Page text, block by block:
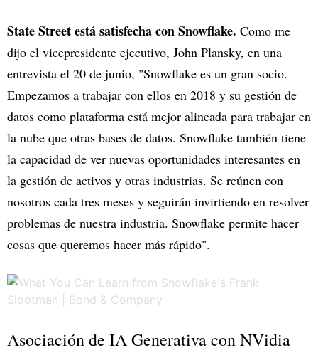
State Street está satisfecha con Snowflake. Como me
dijo el vicepresidente ejecutivo, John Plansky, en una
entrevista el 20 de junio, "Snowflake es un gran socio.
Empezamos a trabajar con ellos en 2018 y su gestión de
datos como plataforma está mejor alineada para trabajar en
la nube que otras bases de datos. Snowflake también tiene
la capacidad de ver nuevas oportunidades interesantes en
la gestión de activos y otras industrias. Se reúnen con
nosotros cada tres meses y seguirán invirtiendo en resolver
problemas de nuestra industria. Snowflake permite hacer
cosas que queremos hacer más rápido".
Asociación de IA Generativa con NVidia